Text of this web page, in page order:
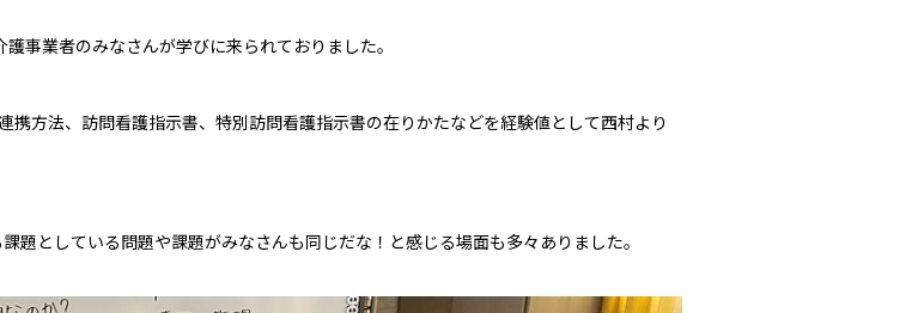
事業者のみなさんが学びに来られておりました。
方法、訪問看護指示書、特別訪問看護指示書の在りかたなどを経験値として西村より
題としている問題や課題がみなさんも同じだな！と感じる場面も多々ありました。